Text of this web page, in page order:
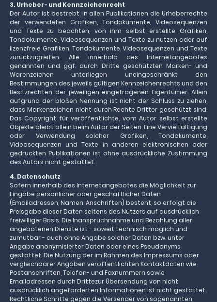
3. Urheber- und Kennzeichenrecht
Der Autor ist bestrebt, in allen Publikationen die Urheberrechte
der verwendeten Grafiken, Tondokumente, Videosequenzen
und Texte zu beachten, von ihm selbst erstellte Grafiken,
Tondokumente, Videosequenzen und Texte zu nutzen oder auf
lizenzfreie Grafiken, Tondokumente, Videosequenzen und Texte
zurückzugreifen. Alle innerhalb des Internetangebotes
genannten und ggf. durch Dritte geschützten Marken- und
Warenzeichen unterliegen uneingeschränkt den
Bestimmungen des jeweils gültigen Kennzeichenrechts und den
Besitzrechten der jeweiligen eingetragenen Eigentümer. Allein
aufgrund der bloßen Nennung ist nicht der Schluss zu ziehen,
dass Markenzeichen nicht durch Rechte Dritter geschützt sind.
Das Copyright für veröffentlichte, vom Autor selbst erstellte
Objekte bleibt allein beim Autor der Seiten. Eine Vervielfältigung
oder Verwendung solcher Grafiken, Tondokumente,
Videosequenzen und Texte in anderen elektronischen oder
gedruckten Publikationen ist ohne ausdrückliche Zustimmung
des Autors nicht gestattet.
4. Datenschutz
Sofern innerhalb des Internetangebotes die Möglichkeit zur
Eingabe persönlicher oder geschäftlicher Daten
(Emailadressen, Namen, Anschriften) besteht, so erfolgt die
Preisgabe dieser Daten seitens des Nutzers auf ausdrücklich
freiwilliger Basis. Die Inanspruchnahme und Bezahlung aller
angebotenen Dienste ist - soweit technisch möglich und
zumutbar - auch ohne Angabe solcher Daten bzw. unter
Angabe anonymisierter Daten oder eines Pseudonyms
gestattet. Die Nutzung der im Rahmen des Impressums oder
vergleichbarer Angaben veröffentlichten Kontaktdaten wie
Postanschriften, Telefon- und Faxnummern sowie
Emailadressen durch Drittezur Übersendung von nicht
ausdrücklich angeforderten Informationen ist nicht gestattet.
Rechtliche Schritte gegen die Versender von sogenannten